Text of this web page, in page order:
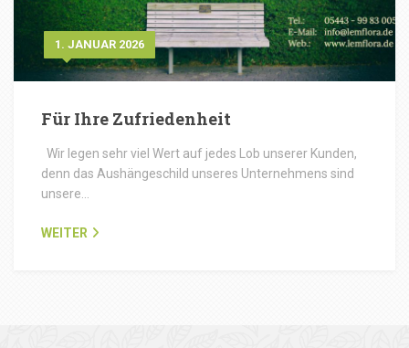
1. JANUAR 2026
Für Ihre Zufriedenheit
Wir legen sehr viel Wert auf jedes Lob unserer Kunden,
denn das Aushängeschild unseres Unternehmens sind
unsere…
WEITER